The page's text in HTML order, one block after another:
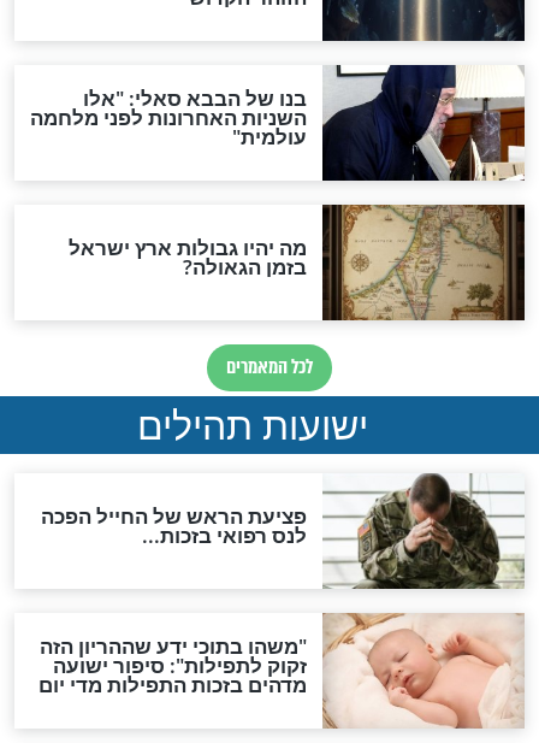
לכל המאמרים
להמתקת הדינים וביטול
גזרות
סגולת ע"ב שמות הקודש
תפילה סגולית להמתקת
הדינים